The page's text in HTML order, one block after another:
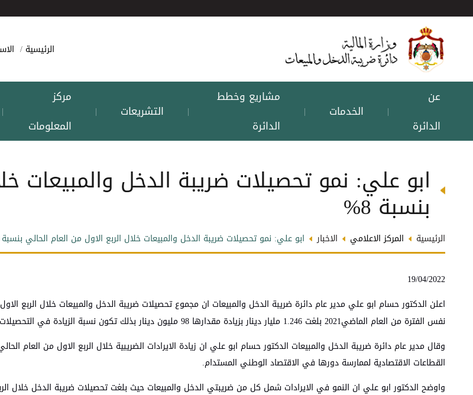
الرئيسية
عن
الدائرة
| الخدمات |
مشاريع وخطط
الدائرة
| التشريعات |
مركز
المعلومات
|
ابو علي: نمو تحصيلات ضريبة الدخل والمبيعات
بنسبة 8%
الرئيسية المركز الاعلامي الاخبار ابو علي: نمو تحصيلات ضريبة الدخل والمبيعات خلال الربع الاول من العام الحالي بنسبة 8%
19/04/2022
نفس الفترة من العام الماضي2021 بلغت 1.246 مليار دينار بزيادة مقدارها 98 مليون دينار بذلك تكون نسبة الزيادة في التحصيلات خلال الربع الاول من العام ‏الحالي عن نفس الفترة من عام 2021 ما نسبته 8%.‏
وقال مدير عام دائرة ضريبة الدخل والمبيعات الدكتور حسام ابو علي ان زيادة الايرادات الضريبية خلال الربع الاول من العام
القطاعات الاقتصادية لممارسة دورها في الاقتصاد الوطني المستدام.